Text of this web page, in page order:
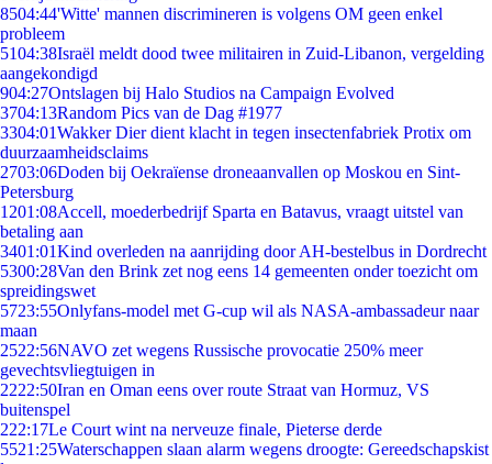
8504:44'Witte' mannen discrimineren is volgens OM geen enkel
probleem
5104:38Israël meldt dood twee militairen in Zuid-Libanon, vergelding
aangekondigd
904:27Ontslagen bij Halo Studios na Campaign Evolved
3704:13Random Pics van de Dag #1977
3304:01Wakker Dier dient klacht in tegen insectenfabriek Protix om
duurzaamheidsclaims
2703:06Doden bij Oekraïense droneaanvallen op Moskou en Sint-
Petersburg
1201:08Accell, moederbedrijf Sparta en Batavus, vraagt uitstel van
betaling aan
3401:01Kind overleden na aanrijding door AH-bestelbus in Dordrecht
5300:28Van den Brink zet nog eens 14 gemeenten onder toezicht om
spreidingswet
5723:55Onlyfans-model met G-cup wil als NASA-ambassadeur naar
maan
2522:56NAVO zet wegens Russische provocatie 250% meer
gevechtsvliegtuigen in
2222:50Iran en Oman eens over route Straat van Hormuz, VS
buitenspel
222:17Le Court wint na nerveuze finale, Pieterse derde
5521:25Waterschappen slaan alarm wegens droogte: Gereedschapskist